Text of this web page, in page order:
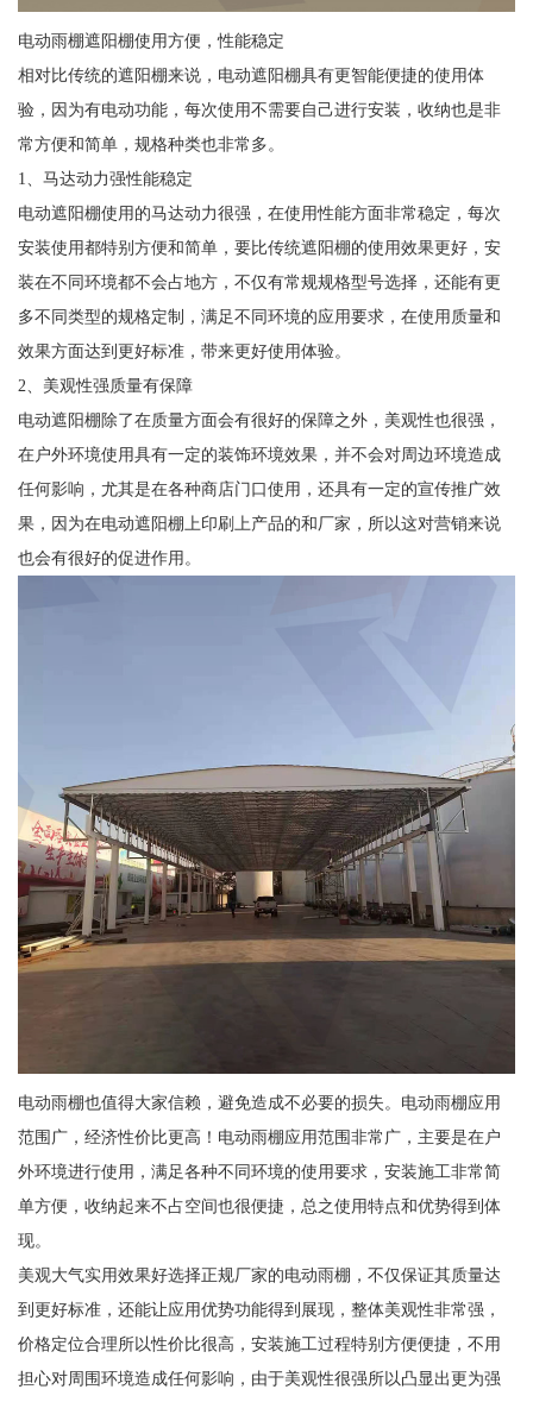
电动雨棚遮阳棚使用方便，性能稳定
相对比传统的遮阳棚来说，电动遮阳棚具有更智能便捷的使用体
验，因为有电动功能，每次使用不需要自己进行安装，收纳也是非
常方便和简单，规格种类也非常多。
1、马达动力强性能稳定
电动遮阳棚使用的马达动力很强，在使用性能方面非常稳定，每次
安装使用都特别方便和简单，要比传统遮阳棚的使用效果更好，安
装在不同环境都不会占地方，不仅有常规规格型号选择，还能有更
多不同类型的规格定制，满足不同环境的应用要求，在使用质量和
效果方面达到更好标准，带来更好使用体验。
2、美观性强质量有保障
电动遮阳棚除了在质量方面会有很好的保障之外，美观性也很强，
在户外环境使用具有一定的装饰环境效果，并不会对周边环境造成
任何影响，尤其是在各种商店门口使用，还具有一定的宣传推广效
果，因为在电动遮阳棚上印刷上产品的和厂家，所以这对营销来说
也会有很好的促进作用。
电动雨棚也值得大家信赖，避免造成不必要的损失。电动雨棚应用
范围广，经济性价比更高！电动雨棚应用范围非常广，主要是在户
外环境进行使用，满足各种不同环境的使用要求，安装施工非常简
单方便，收纳起来不占空间也很便捷，总之使用特点和优势得到体
现。
美观大气实用效果好选择正规厂家的电动雨棚，不仅保证其质量达
到更好标准，还能让应用优势功能得到展现，整体美观性非常强，
价格定位合理所以性价比很高，安装施工过程特别方便便捷，不用
担心对周围环境造成任何影响，由于美观性很强所以凸显出更为强